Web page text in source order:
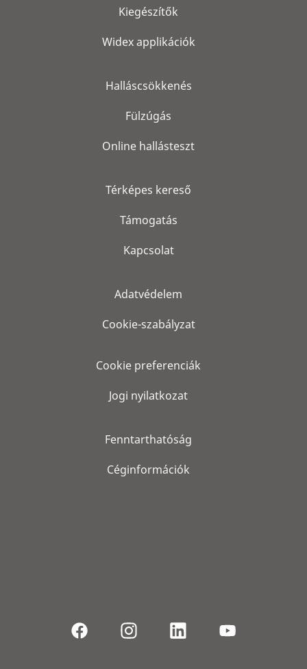
Kiegészítők
Widex applikációk
Halláscsökkenés
Fülzúgás
Online hallásteszt
Térképes kereső
Támogatás
Kapcsolat
Adatvédelem
Cookie-szabályzat
Cookie preferenciák
Jogi nyilatkozat
Fenntarthatóság
Céginformációk